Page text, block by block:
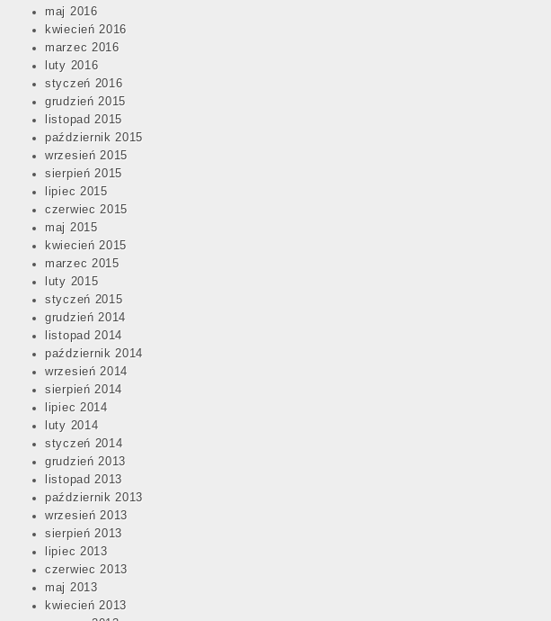
maj 2016
kwiecień 2016
marzec 2016
luty 2016
styczeń 2016
grudzień 2015
listopad 2015
październik 2015
wrzesień 2015
sierpień 2015
lipiec 2015
czerwiec 2015
maj 2015
kwiecień 2015
marzec 2015
luty 2015
styczeń 2015
grudzień 2014
listopad 2014
październik 2014
wrzesień 2014
sierpień 2014
lipiec 2014
luty 2014
styczeń 2014
grudzień 2013
listopad 2013
październik 2013
wrzesień 2013
sierpień 2013
lipiec 2013
czerwiec 2013
maj 2013
kwiecień 2013